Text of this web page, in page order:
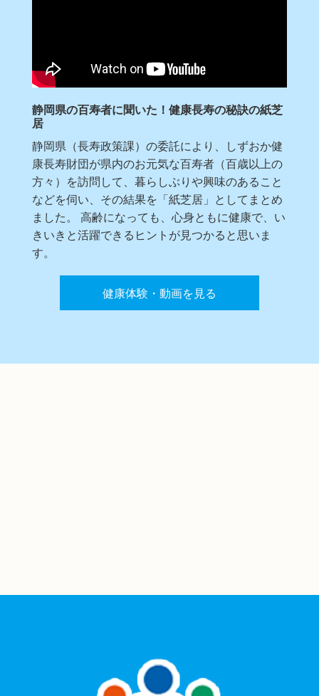
静岡県の百寿者に聞いた！健康長寿の秘訣の紙芝
居
静岡県（長寿政策課）の委託により、しずおか健
康長寿財団が県内のお元気な百寿者（百歳以上の
方々）を訪問して、暮らしぶりや興味のあること
などを伺い、その結果を「紙芝居」としてまとめ
ました。 高齢になっても、心身ともに健康で、い
きいきと活躍できるヒントが見つかると思いま
す。
健康体験・動画を見る